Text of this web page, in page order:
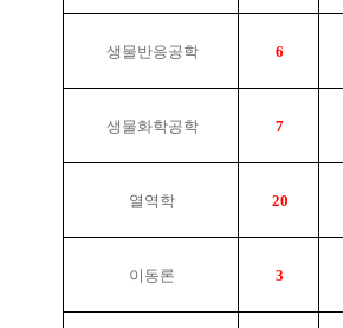
생물반응공학 6
생물화학공학 7
열역학 20
이동론 3